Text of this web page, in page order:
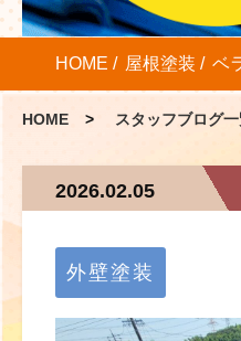
HOME 屋根塗装 ベ
HOME スタッフブログ
2026.02.05
外壁塗装